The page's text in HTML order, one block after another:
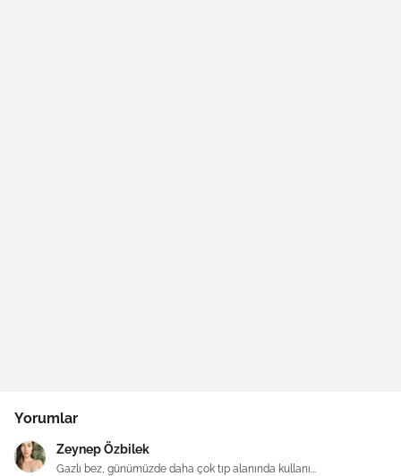
Yorumlar
Zeynep Özbilek
Gazlı bez, günümüzde daha çok tıp alanında kullanı...